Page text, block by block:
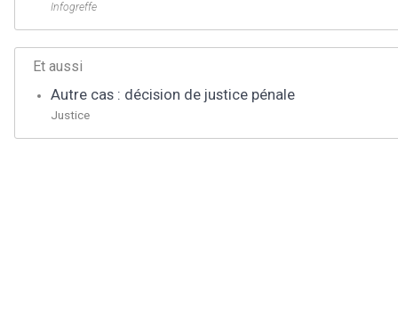
Infogreffe
Et aussi
Autre cas : décision de justice pénale
Justice